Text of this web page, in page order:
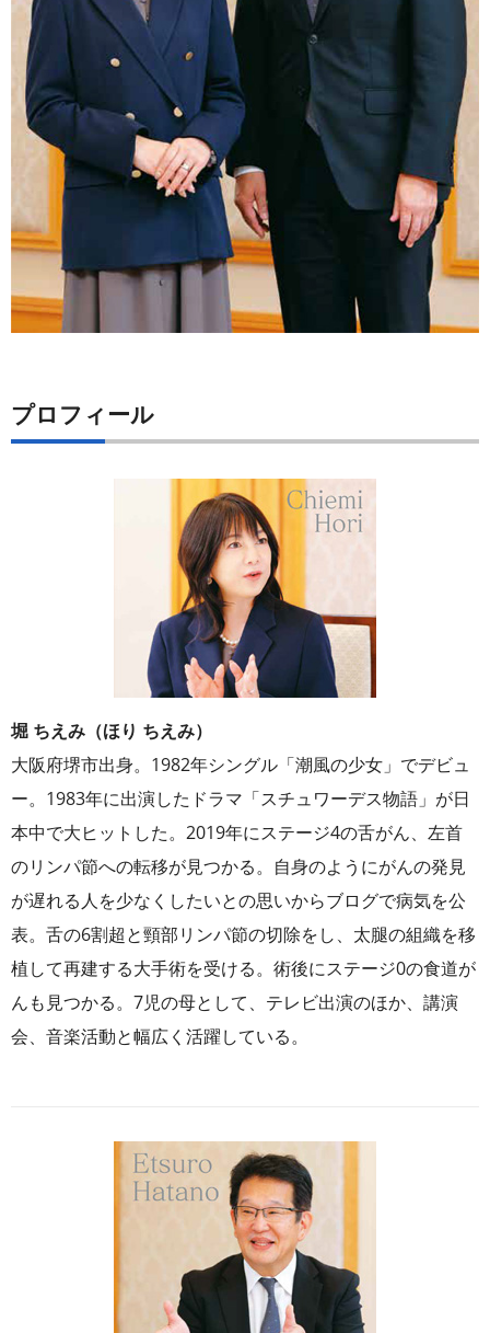
プロフィール
堀 ちえみ（ほり ちえみ）
大阪府堺市出身。1982年シングル「潮風の少女」でデビュ
ー。1983年に出演したドラマ「スチュワーデス物語」が日
本中で大ヒットした。2019年にステージ4の舌がん、左首
のリンパ節への転移が見つかる。自身のようにがんの発見
が遅れる人を少なくしたいとの思いからブログで病気を公
表。舌の6割超と頸部リンパ節の切除をし、太腿の組織を移
植して再建する大手術を受ける。術後にステージ0の食道が
んも見つかる。7児の母として、テレビ出演のほか、講演
会、音楽活動と幅広く活躍している。